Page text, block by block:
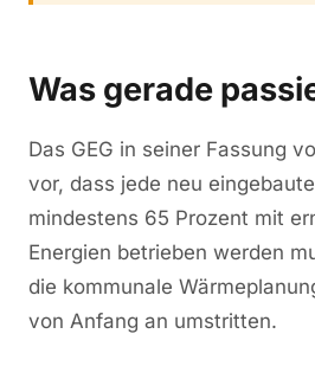
Was gerade
Das GEG in seiner Fassung
vor, dass jede neu
mindestens 65 Prozent mit
Energien betrieben werden
die kommunale
von Anfang an umstritten.